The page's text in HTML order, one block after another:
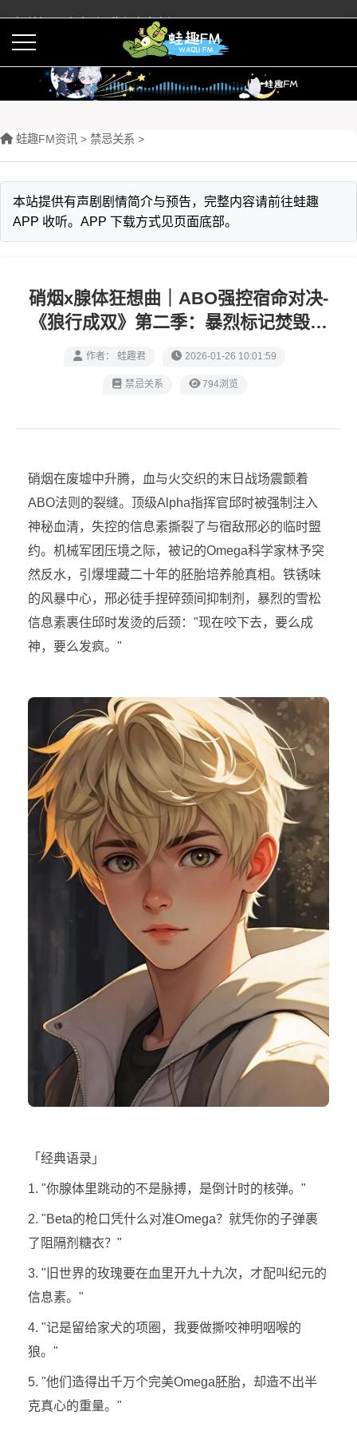
蛙趣FM有声剧预告与内容介绍
蛙趣FM资讯 > 禁忌关系 >
本站提供有声剧剧情简介与预告，完整内容请前往蛙趣
APP 收听。APP 下载方式见页面底部。
硝烟x腺体狂想曲｜ABO强控宿命对决-
《狼行成双》第二季：暴烈标记焚毁末
日法则
作者： 蛙趣君 2026-01-26 10:01:59
禁忌关系 794浏览
硝烟在废墟中升腾，血与火交织的末日战场震颤着
ABO法则的裂缝。顶级Alpha指挥官邱时被强制注入
神秘血清，失控的信息素撕裂了与宿敌邢必的临时盟
约。机械军团压境之际，被记的Omega科学家林予突
然反水，引爆埋藏二十年的胚胎培养舱真相。铁锈味
的风暴中心，邢必徒手捏碎颈间抑制剂，暴烈的雪松
信息素裹住邱时发烫的后颈："现在咬下去，要么成
神，要么发疯。"
「经典语录」
1. "你腺体里跳动的不是脉搏，是倒计时的核弹。"
2. "Beta的枪口凭什么对准Omega？就凭你的子弹裹
了阻隔剂糖衣？"
3. "旧世界的玫瑰要在血里开九十九次，才配叫纪元的
信息素。"
4. "记是留给家犬的项圈，我要做撕咬神明咽喉的
狼。"
5. "他们造得出千万个完美Omega胚胎，却造不出半
克真心的重量。"